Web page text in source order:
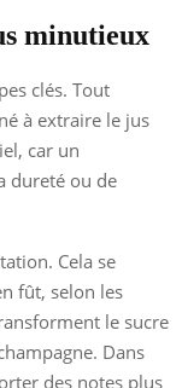
minutieux
clés. Tout
à extraire le jus
car un
dureté ou de
Cela se
fût, selon les
le sucre
Dans
des notes plus